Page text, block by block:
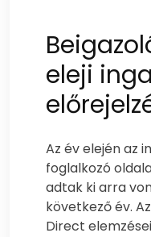
eleji
Az év elején az
foglalkozó
adtak ki arra
következő év.
Direct